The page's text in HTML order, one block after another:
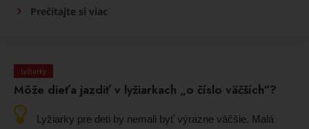
Prečítajte si viac
Lyžiarky
Môže dieťa jazdiť v lyžiarkach „o číslo väčších“?
Lyžiarky pre deti by nemali byť výrazne väčšie. Malá